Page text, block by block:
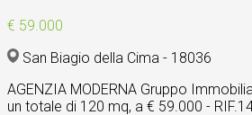
€ 59.000
San Biagio della Cima - 18036
AGENZIA MODERNA Gruppo
un totale di 120 mq, a € 59.000 -